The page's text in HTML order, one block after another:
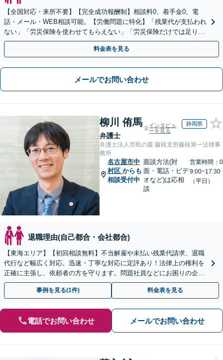
【全国対応・来所不要】【完全成功報酬制】相談料0、着手金0。電
話・メール・WEB相談可能。【労働問題に特化】「残業代が支払われ
ない」「労災保険を使わせてもらえない」「労災保険だけでは足りな
い。損害賠償請求したい」など労働問題はお任せを。
料金表を見る
メールでお問い合わせ
柳川 侑馬
弁護士
インタビュ
ーを見る
静岡県
弁護士法人市民の森 藤枝支所藤枝第一法律事
務所
名古屋市中
村区 からも
相談受付中
面談方法(対
面・電話・ビデ
オなど)は応相
談
営業時間：0
9:00~17:30
（平日）
退職理由(自己都合・会社都合)
【東海エリア】【初回相談無料】不当解雇や未払い残業代請求、退職
代行など幅広く対応。迅速・丁寧な対応に定評あり！法律上の権利を
正確に主張し、依頼者の方を守ります。問題社員などにお困りの企業
さまもぜひご相談ください【電話相談可】【法テラス可】
事例を見る(1件) 料金表を見る
電話でお問い合わせ メールでお問い合わせ